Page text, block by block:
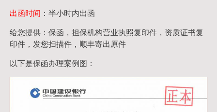
出函时间 ：半小时内出函
给您提供：保函，担保机构营业执照复印件，资质证书复
印件，发您扫描件，顺丰寄出原件
以下是保函办理案例图：